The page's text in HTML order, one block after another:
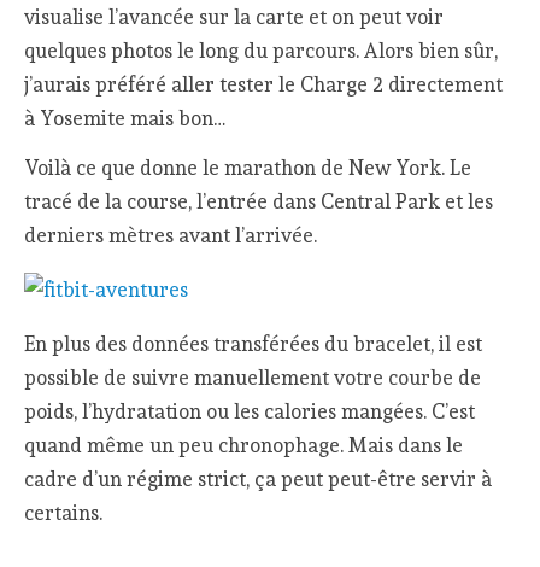
visualise l’avancée sur la carte et on peut voir
quelques photos le long du parcours. Alors bien sûr,
j’aurais préféré aller tester le Charge 2 directement
à Yosemite mais bon…
Voilà ce que donne le marathon de New York. Le
tracé de la course, l’entrée dans Central Park et les
derniers mètres avant l’arrivée.
En plus des données transférées du bracelet, il est
possible de suivre manuellement votre courbe de
poids, l’hydratation ou les calories mangées. C’est
quand même un peu chronophage. Mais dans le
cadre d’un régime strict, ça peut peut-être servir à
certains.